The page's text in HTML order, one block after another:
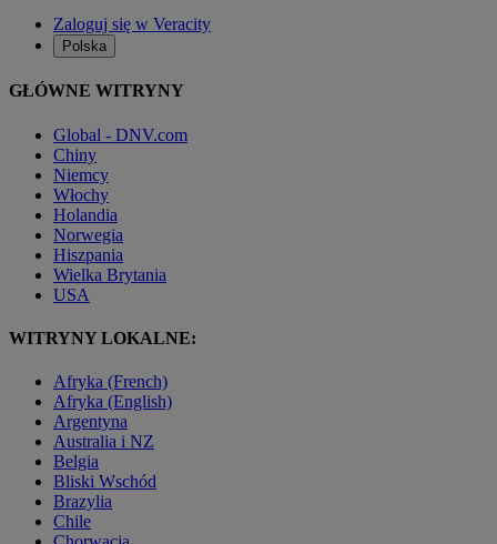
Zaloguj się w Veracity
Polska
GŁÓWNE WITRYNY
Global - DNV.com
Chiny
Niemcy
Włochy
Holandia
Norwegia
Hiszpania
Wielka Brytania
USA
WITRYNY LOKALNE:
Afryka (French)
Afryka (English)
Argentyna
Australia i NZ
Belgia
Bliski Wschód
Brazylia
Chile